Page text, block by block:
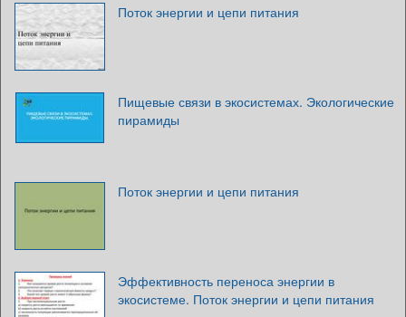
Поток энергии и цепи питания
Пищевые связи в экосистемах. Экологические
пирамиды
Поток энергии и цепи питания
Эффективность переноса энергии в
экосистеме. Поток энергии и цепи питания